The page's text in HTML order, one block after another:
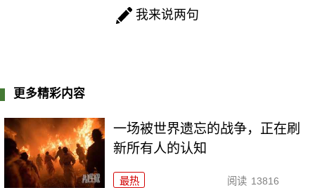
我来说两句
更多精彩内容
一场被世界遗忘的战争，正在刷
新所有人的认知
最热 阅读 13816